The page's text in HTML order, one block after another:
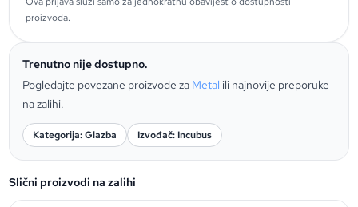
proizvoda.
Trenutno nije dostupno.
Pogledajte povezane proizvode za Metal ili najnovije preporuke
na zalihi.
Kategorija: Glazba Izvođač: Incubus
Slični proizvodi na zalihi